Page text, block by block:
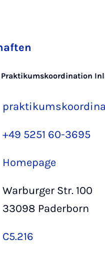
+49 5251 60-3695
Homepage
Warburger Str. 100
33098 Paderborn
C5.216